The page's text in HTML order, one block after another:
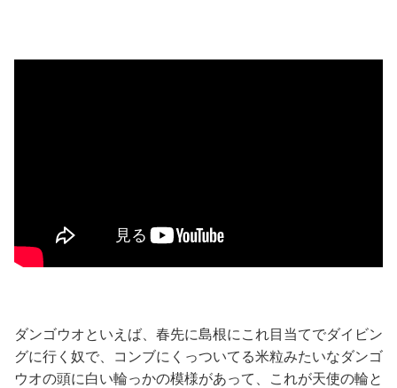
ダンゴウオといえば、春先に島根にこれ目当てでダイビン
グに行く奴で、コンブにくっついてる米粒みたいなダンゴ
ウオの頭に白い輪っかの模様があって、これが天使の輪と